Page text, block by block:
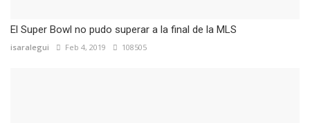
El Super Bowl no pudo superar a la final de la MLS
isaralegui Feb 4, 2019 108505